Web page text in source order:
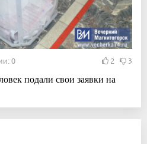
0 2 3
подали свои заявки на